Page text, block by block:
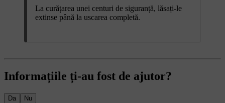
La curățarea unei centuri de siguranță, lăsați-le
extinse până la uscarea completă.
Informațiile ți-au fost de ajutor?
Da Nu